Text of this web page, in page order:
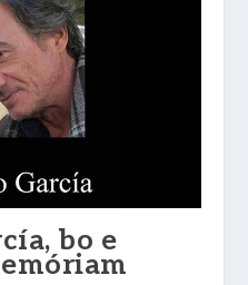
bo e